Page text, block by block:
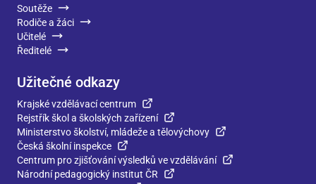
Soutěže
Rodiče a žáci
Učitelé
Ředitelé
Užitečné odkazy
Krajské vzdělávací centrum
Rejstřík škol a školských zařízení
Ministerstvo školství, mládeže a tělovýchovy
Česká školní inspekce
Centrum pro zjišťování výsledků ve vzdělávání
Národní pedagogický institut ČR